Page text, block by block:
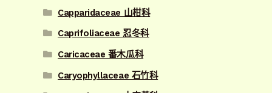
Capparidaceae 山柑科
Caprifoliaceae 忍冬科
Caricaceae 番木瓜科
Caryophyllaceae 石竹科